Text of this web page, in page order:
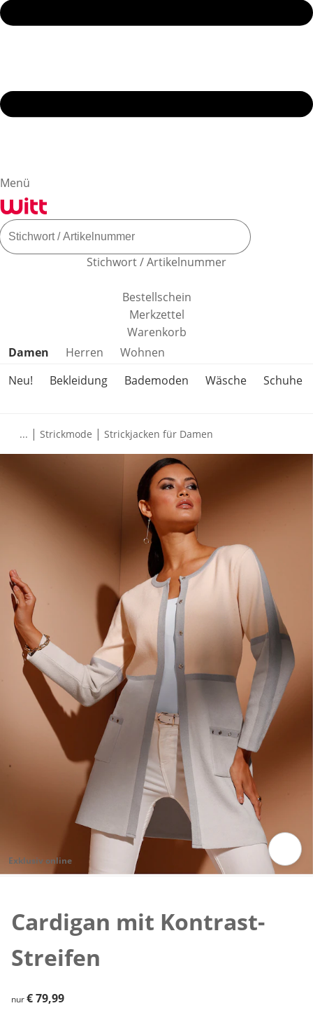
Menü
Stichwort / Artikelnummer
Bestellschein
Merkzettel
Warenkorb
Produktkategorien überspringen
Damen Herren
Wohnen
Neu!
Bekleidung Bademoden Wäsche Schuhe
... | Strickmode | Strickjacken für Damen
Exklusiv online
Cardigan mit Kontrast-
Streifen
€ 79,99
nur€ 79,99